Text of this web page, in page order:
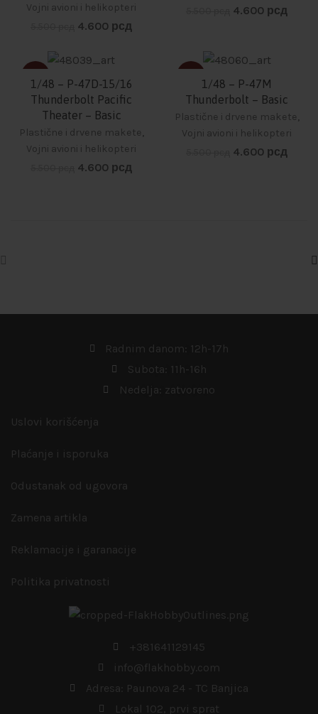
Vojni avioni i helikopteri
4.600 рсд
4.600 рсд
-16%
1/48 – P-47D-15/16
Thunderbolt Pacific
Theater – Basic
Plastične i drvene makete,
Vojni avioni i helikopteri
4.600 рсд
-16%1/48 – P-47M
Thunderbolt – Basic
Plastične i drvene makete,
Vojni avioni i helikopteri
4.600 рсд
Radnim danom: 12h-17h
Subota: 11h-16h
Nedelja: zatvoreno
Uslovi korišćenja
Plaćanje i isporuka
Odustanak od ugovora
Zamena artikla
Reklamacije i garanacije
Politika privatnosti
+381641129145
info@flakhobby.com
Adresa: Paunova 24 - TC Banjica
Lokal 102, prvi sprat